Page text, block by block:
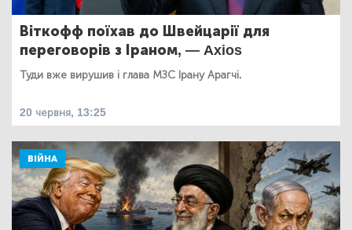
Віткофф поїхав до Швейцарії для
переговорів з Іраном, — Axios
Туди вже вирушив і глава МЗС Ірану Арагчі.
20 червня, 13:25
ВІЙНА